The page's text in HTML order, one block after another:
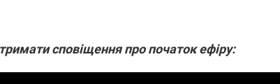
сповіщення про початок ефіру:
найгарячіших
04.12.2025 12:37